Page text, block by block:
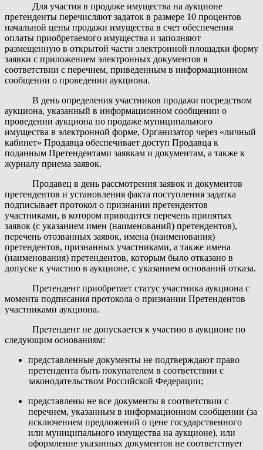
Для участия в продаже имущества на аукционе
претенденты перечисляют задаток в размере 10 процентов
начальной цены продажи имущества в счет обеспечения
оплаты приобретаемого имущества и заполняют
размещенную в открытой части электронной площадки форму
заявки с приложением электронных документов в
соответствии с перечнем, приведенным в информационном
сообщении о проведении аукциона.
В день определения участников продажи посредством
аукциона, указанный в информационном сообщении о
проведении аукциона по продаже муниципального
имущества в электронной форме, Организатор через «личный
кабинет» Продавца обеспечивает доступ Продавца к
поданным Претендентами заявкам и документам, а также к
журналу приема заявок.
Продавец в день рассмотрения заявок и документов
претендентов и установления факта поступления задатка
подписывает протокол о признании претендентов
участниками, в котором приводится перечень принятых
заявок (с указанием имен (наименований) претендентов),
перечень отозванных заявок, имена (наименования)
претендентов, признанных участниками, а также имена
(наименования) претендентов, которым было отказано в
допуске к участию в аукционе, с указанием оснований отказа.
Претендент приобретает статус участника аукциона с
момента подписания протокола о признании Претендентов
участниками аукциона.
Претендент не допускается к участию в аукционе по
следующим основаниям:
представленные документы не подтверждают право
претендента быть покупателем в соответствии с
законодательством Российской Федерации;
представлены не все документы в соответствии с
перечнем, указанным в информационном сообщении (за
исключением предложений о цене государственного
или муниципального имущества на аукционе), или
оформление указанных документов не соответствует